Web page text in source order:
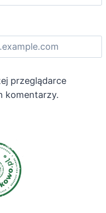
przeglądarce
komentarzy.